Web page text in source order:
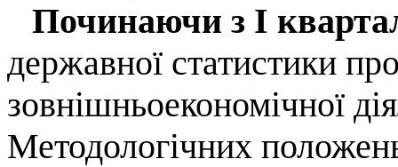
Починаючи з І
державної статистики
зовнішньоекономічної
Методологічних